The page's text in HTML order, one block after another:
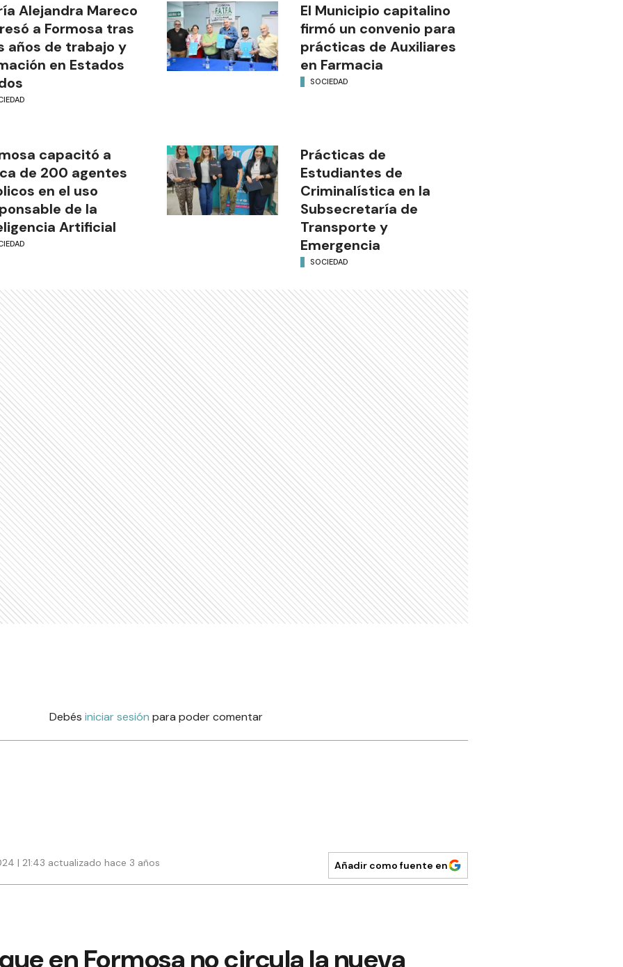
Alejandra Mareco
a Formosa tras
años de trabajo y
en Estados
El Municipio capitalino
firmó un convenio para
prácticas de Auxiliares
en Farmacia
SOCIEDAD
capacitó a
de 200 agentes
en el uso
de la
Artificial
Prácticas de
Estudiantes de
Criminalística en la
Subsecretaría de
Transporte y
Emergencia
SOCIEDAD
Debés iniciar sesión para poder comentar
| 21:43 actualizado hace 3 años Añadir como fuente en
en Formosa no circula la nueva